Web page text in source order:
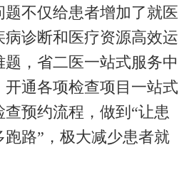
不仅给患者增加了就医
诊断和医疗资源高效运
，省二医一站式服务中
通各项检查项目一站式
预约流程，做到“让患
路”，极大减少患者就